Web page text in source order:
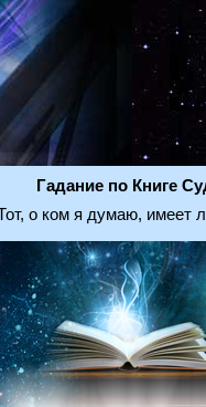
Гадание по Книге
о ком я думаю, имеет